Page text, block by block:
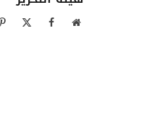
موقع فيسبوك